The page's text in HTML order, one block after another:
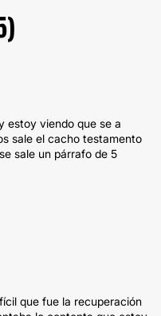
)
estoy viendo que se a
sale el cacho testamento
sale un párrafo de 5
que fue la recuperación